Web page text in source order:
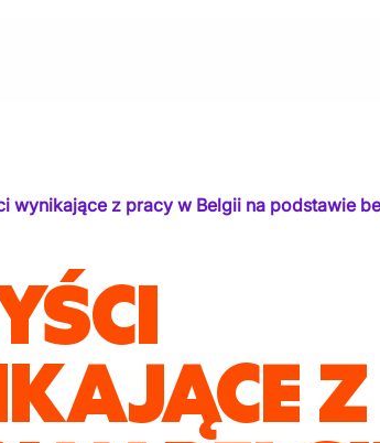
wynikające z pracy w Belgii na podstawie
Z